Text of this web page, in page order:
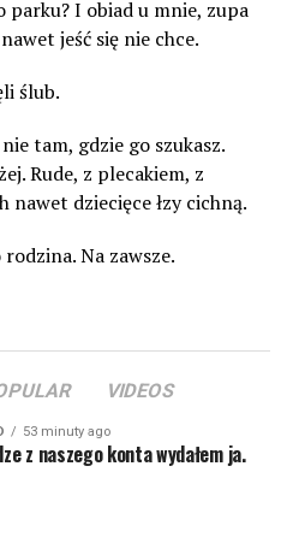
I obiad u mnie, zupa
jeść się nie chce.
ślub.
tam, gdzie go szukasz.
Rude, z plecakiem, z
dziecięce łzy cichną.
Na zawsze.
VIDEOS
53 minuty ago
z naszego konta wydałem ja.